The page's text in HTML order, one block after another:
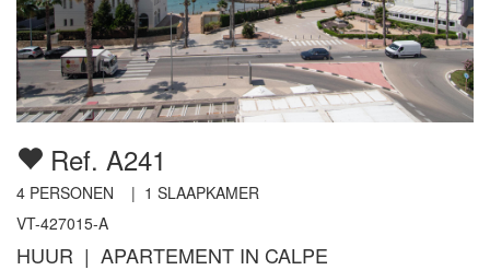
Ref. A241
4 PERSONEN | 1 SLAAPKAMER
VT-427015-A
HUUR | APARTEMENT IN CALPE